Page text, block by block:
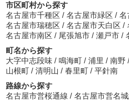
市区町村から探す
名古屋市千種区 / 名古屋市緑区 / 名
名古屋市瑞穂区 / 名古屋市天白区 /
名古屋市南区 / 尾張旭市 / 瀬戸市 /
町名から探す
大字中志段味 / 鳴海町 / 浦里 / 南野 /
山根町 / 清明山 / 春里町 / 平針南
路線から探す
名古屋市営桜通線 / 名古屋市営名